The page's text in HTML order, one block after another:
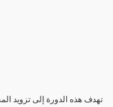
تهدف هذه الدورة إلى تزويد